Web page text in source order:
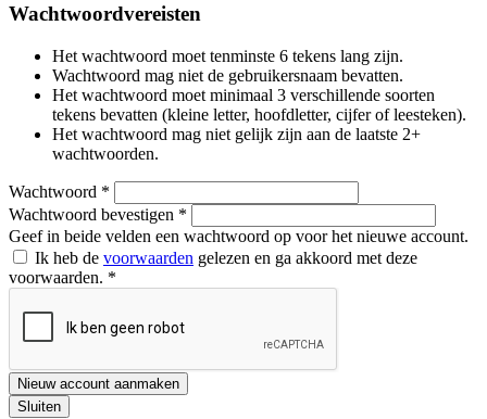
Wachtwoordvereisten
Het wachtwoord moet tenminste 6 tekens lang zijn.
Wachtwoord mag niet de gebruikersnaam bevatten.
Het wachtwoord moet minimaal 3 verschillende soorten
tekens bevatten (kleine letter, hoofdletter, cijfer of leesteken).
Het wachtwoord mag niet gelijk zijn aan de laatste 2+
wachtwoorden.
Wachtwoord *
Wachtwoord bevestigen *
Geef in beide velden een wachtwoord op voor het nieuwe account.
Ik heb de voorwaarden gelezen en ga akkoord met deze
voorwaarden. *
Nieuw account aanmaken
Sluiten